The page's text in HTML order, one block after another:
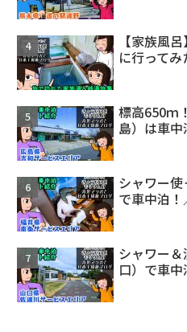
【家族風
に行って
標高650ｍ
島）は車
シャワー使
で車中泊
シャワー
口）で車